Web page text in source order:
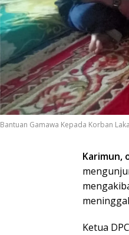
Bantuan Gamawa Kepada Korban
Karimun,
Ketua